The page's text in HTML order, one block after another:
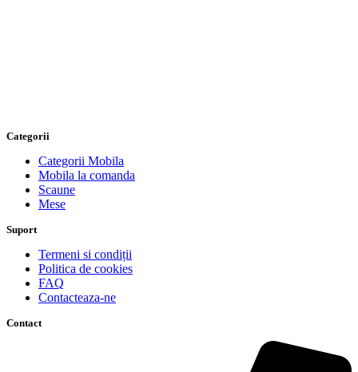
Categorii
Categorii Mobila
Mobila la comanda
Scaune
Mese
Suport
Termeni si condiții
Politica de cookies
FAQ
Contacteaza-ne
Contact